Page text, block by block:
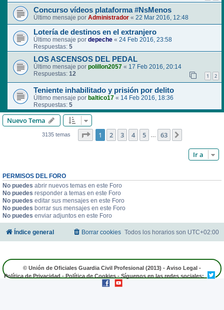
Concurso vídeos plataforma #NsMenos
Último mensaje por Administrador « 22 Mar 2016, 12:48
Lotería de destinos en el extranjero
Último mensaje por depeche « 24 Feb 2016, 23:58
Respuestas: 5
LOS ASCENSOS DEL PEDAL
Último mensaje por polillon2057 « 17 Feb 2016, 20:14
Respuestas: 12 1 2
Teniente inhabilitado y prisión por delito
Último mensaje por baltico17 « 14 Feb 2016, 18:36
Respuestas: 5
Nuevo Tema
3135 temas Página de 63
1 2 3 4 5 63
Ir a
PERMISOS DEL FORO
No puedes abrir nuevos temas en este Foro
No puedes responder a temas en este Foro
No puedes editar sus mensajes en este Foro
No puedes borrar sus mensajes en este Foro
No puedes enviar adjuntos en este Foro
Índice general Todos los horarios son UTC+02:00
Borrar cookies
© Unión de Oficiales Guardia Civil Profesional (2013) - Aviso Legal -
Política de Privacidad - Política de Cookies - Síguenos en las redes sociales: